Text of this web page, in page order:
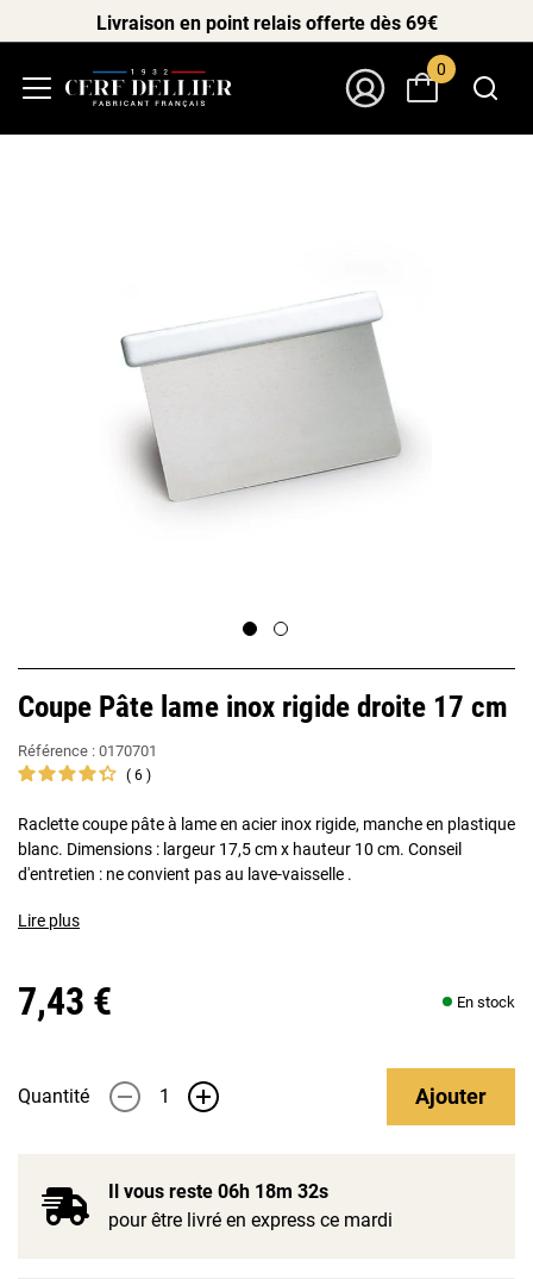
Livraison en point relais offerte dès 69€
0
Coupe Pâte lame inox rigide droite 17 cm
Référence : 0170701
6
Raclette coupe pâte à lame en acier inox rigide, manche en plastique
blanc. Dimensions : largeur 17,5 cm x hauteur 10 cm. Conseil
d'entretien : ne convient pas au lave-vaisselle .
Lire plus
7,43 € En stock
Quantité - + Ajouter
Il vous reste 06h 18m 32s
pour être livré en express ce mardi